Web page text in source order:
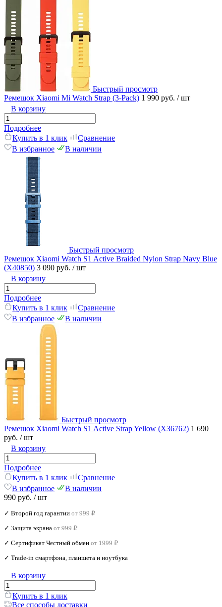
Быстрый просмотр
Ремешок Xiaomi Mi Watch Strap (3-Pack) 1 990 руб. / шт
В корзину
Подробнее
Купить в 1 клик
Сравнение
В избранное
В наличии
Быстрый просмотр
Ремешок Xiaomi Watch S1 Active Braided Nylon Strap Navy Blue
(X40850) 3 090 руб. / шт
В корзину
Подробнее
Купить в 1 клик
Сравнение
В избранное
В наличии
Быстрый просмотр
Ремешок Xiaomi Watch S1 Active Strap Yellow (X36762) 1 690
руб. / шт
В корзину
Подробнее
Купить в 1 клик
Сравнение
В избранное
В наличии
990 руб. / шт
✓ Второй год гарантии от 999 ₽
✓ Защита экрана от 999 ₽
✓ Сертификат Честный обмен от 1999 ₽
✓ Trade‑in смартфона, планшета и ноутбука
В корзину
Купить в 1 клик
Все способы доставки